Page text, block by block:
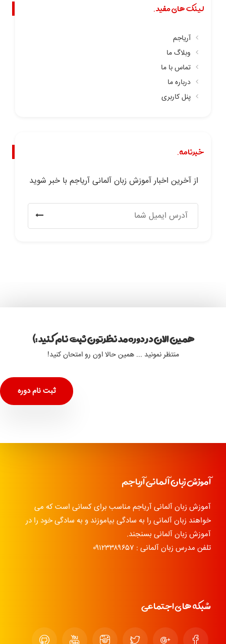
لینک های مفید.
آریاجم
وبلاگ ما
تماس با ما
درباره ما
پنل کاربری
خبرنامه.
از آخرین اخبار آموزش زبان آلمانی آریاجم با خبر شوید
همین الان در دوره مد نظرتون ثبت نام کنید :)
منتظر نمونید ... همین حالا اون رو امتحان کنید!
ثبت نام دوره
آموزش زبان آلمانی آریاجم
آموزش زبان آلمانی آریاجم مناسب برای کسانی است که می
خواهند زبان آلمانی را به سادگی بیاموزند و به سادگی خود را در
آموزش زبان آلمانی بسنجند.
تلفن مدرس زبان آلمانی : ۰۹۱۲۳۳۸۹۶۵۷
شبکه های اجتماعی